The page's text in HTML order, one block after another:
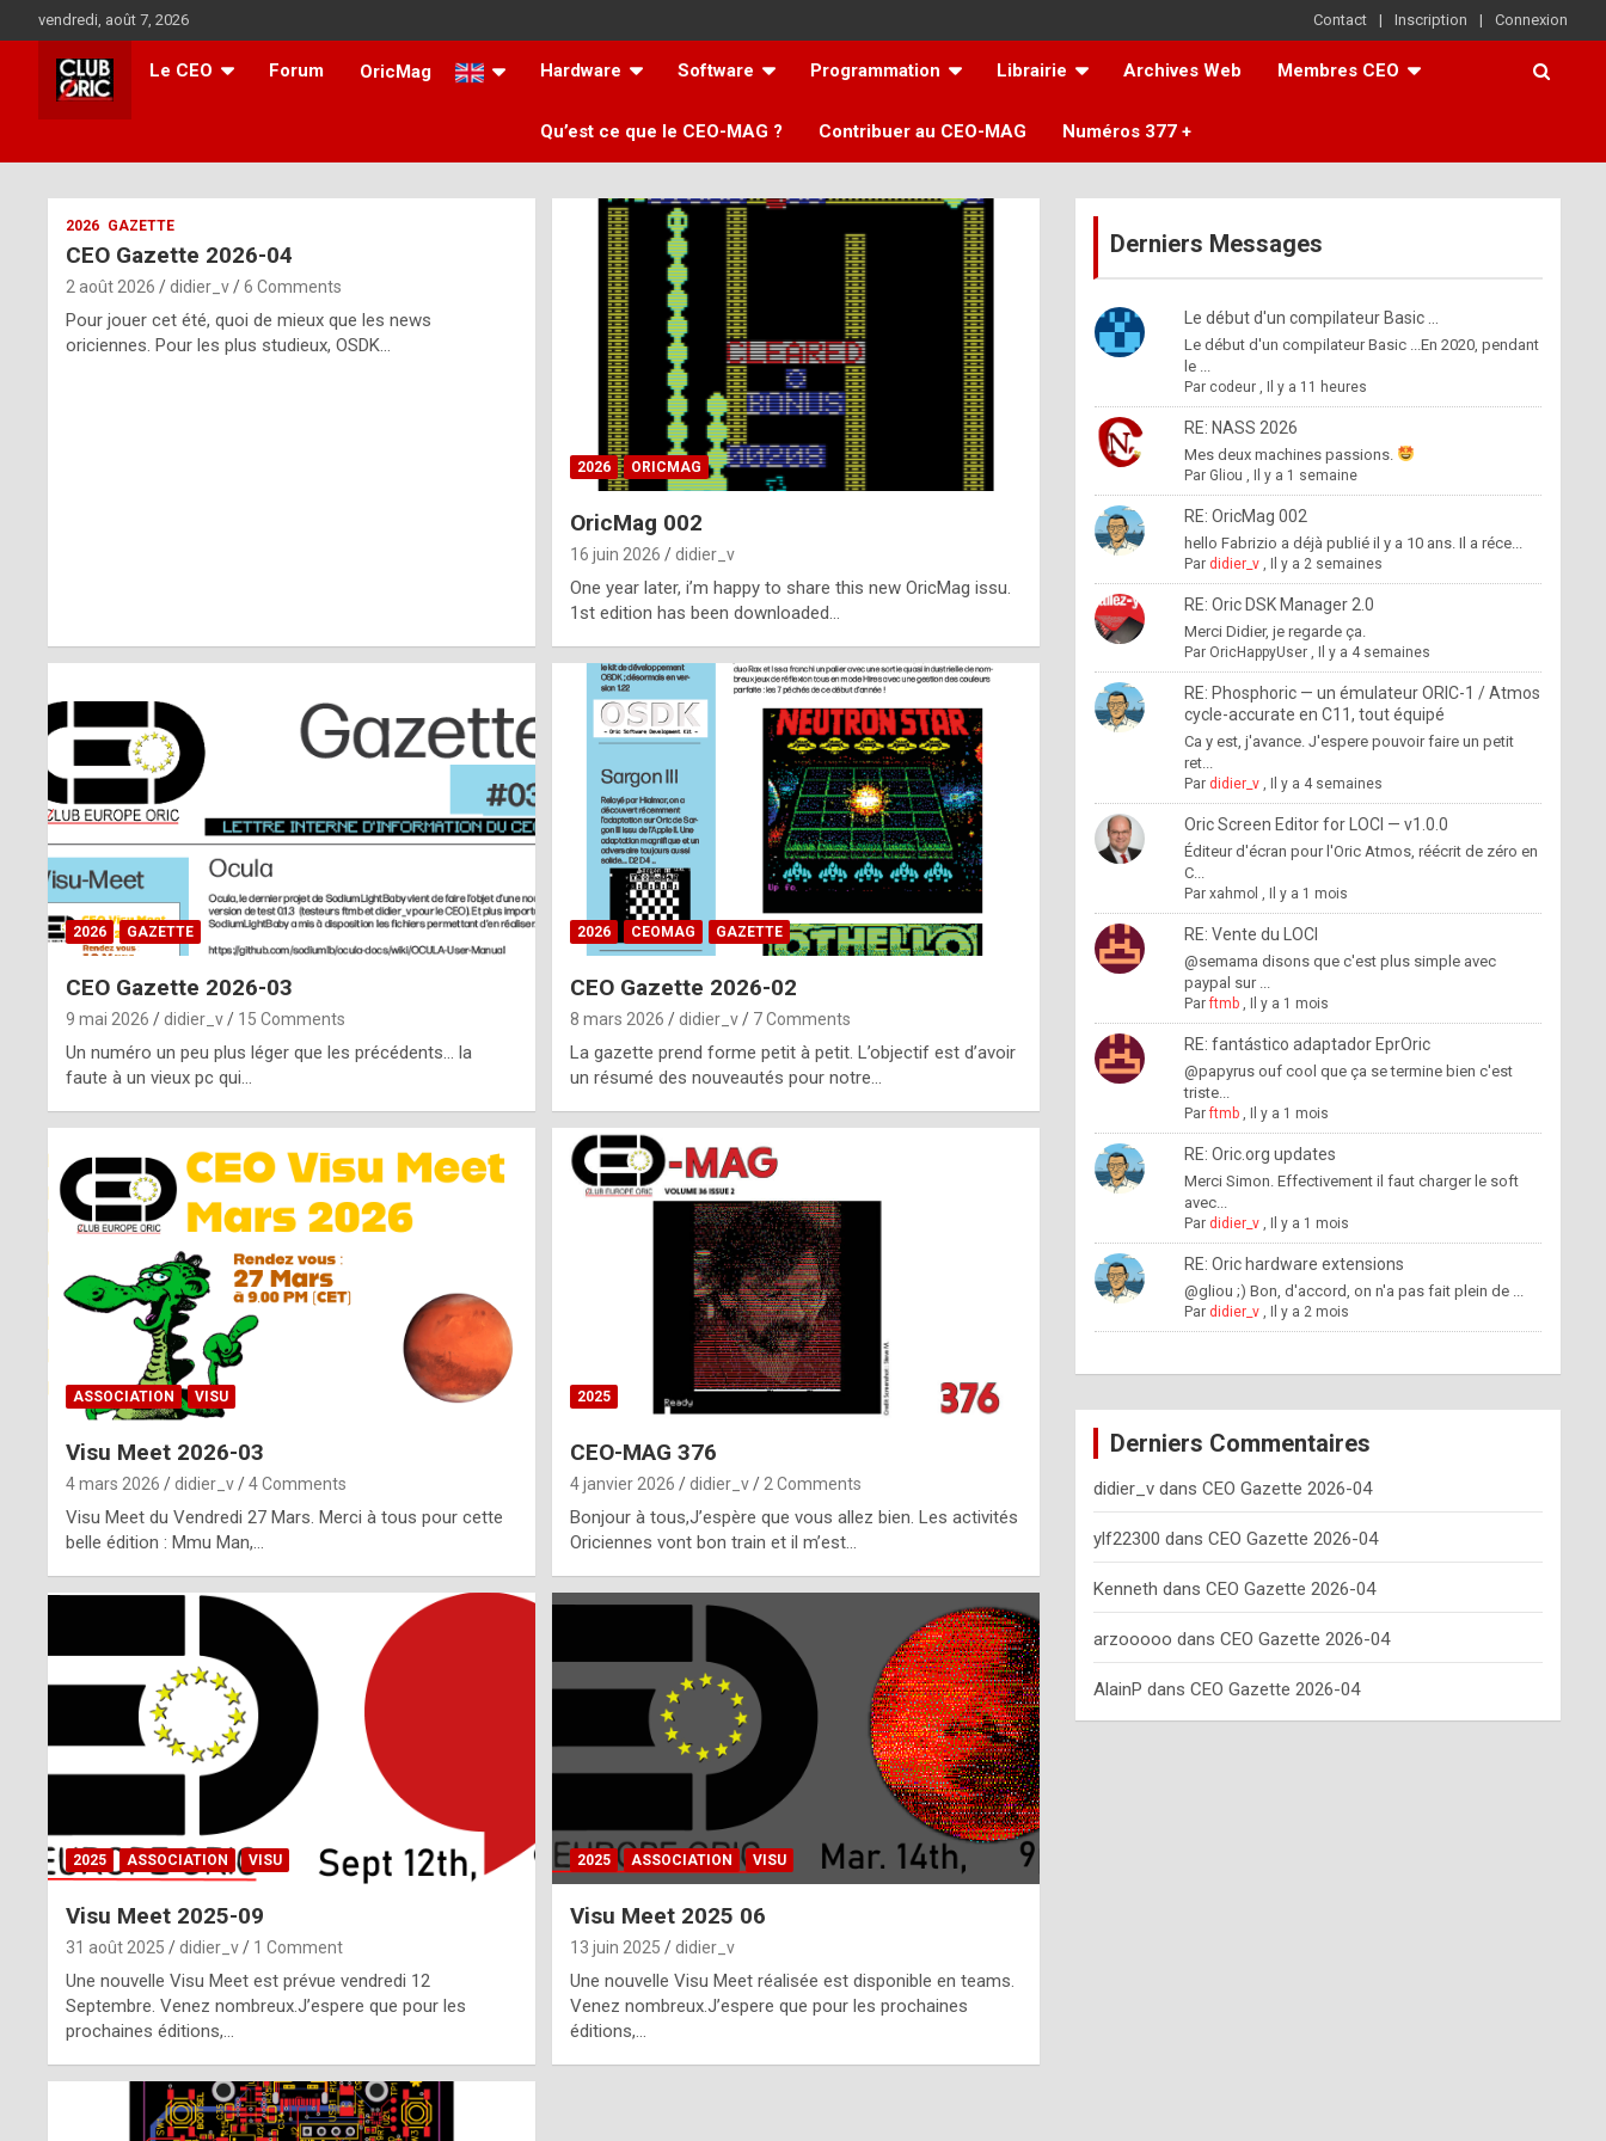
to
content
vendredi, août 7, 2026 Contact Inscription Connexion
Le CEO Forum OricMag Hardware Software Programmation Librairie Archives Web Membres CEO
Qu’est ce que le CEO-MAG ? Contribuer au CEO-MAG Numéros 377 +
ff
m
2026 GAZETTE
CEO Gazette 2026-04
2 août 2026 didier_v 6 Comments
Pour jouer cet été, quoi de mieux que les news
oriciennes. Pour les plus studieux, OSDK…
2026 ORICMAG
OricMag 002
16 juin 2026 didier_v
One year later, i’m happy to share this new OricMag issu.
1st edition has been downloaded…
2026 GAZETTE
CEO Gazette 2026-03
9 mai 2026 didier_v 15 Comments
Un numéro un peu plus léger que les précédents… la
faute à un vieux pc qui…
2026 CEOMAG GAZETTE
CEO Gazette 2026-02
8 mars 2026 didier_v 7 Comments
La gazette prend forme petit à petit. L’objectif est d’avoir
un résumé des nouveautés pour notre…
ASSOCIATION VISU
Visu Meet 2026-03
4 mars 2026 didier_v 4 Comments
Visu Meet du Vendredi 27 Mars. Merci à tous pour cette
belle édition : Mmu Man,…
2025
CEO-MAG 376
4 janvier 2026 didier_v 2 Comments
Bonjour à tous,J’espère que vous allez bien. Les activités
Oriciennes vont bon train et il m’est…
2025 ASSOCIATION VISU
Visu Meet 2025-09
31 août 2025 didier_v 1 Comment
Une nouvelle Visu Meet est prévue vendredi 12
Septembre. Venez nombreux.J’espere que pour les
prochaines éditions,…
2025 ASSOCIATION VISU
Visu Meet 2025 06
13 juin 2025 didier_v
Une nouvelle Visu Meet réalisée est disponible en teams.
Venez nombreux.J’espere que pour les prochaines
éditions,…
Derniers Messages
Le début d'un compilateur Basic ...
Le début d'un compilateur Basic ...En 2020, pendant
le ...
Par codeur, Il y a 11 heures
RE: NASS 2026
Mes deux machines passions.
Par Gliou , Il y a 1 semaine
RE: OricMag 002
hello Fabrizio a déjà publié il y a 10 ans. Il a réce...
Par didier_v, Il y a 2 semaines
RE: Oric DSK Manager 2.0
Merci Didier, je regarde ça.
Par OricHappyUser, Il y a 4 semaines
RE: Phosphoric — un émulateur ORIC-1 / Atmos
cycle-accurate en C11, tout équipé
Ca y est, j'avance. J'espere pouvoir faire un petit
ret...
Par didier_v, Il y a 4 semaines
Oric Screen Editor for LOCI — v1.0.0
Éditeur d'écran pour l'Oric Atmos, réécrit de zéro en
C...
Par xahmol , Il y a 1 mois
RE: Vente du LOCI
@semama disons que c'est plus simple avec
paypal sur ...
Parftmb, Il y a 1 mois
RE: fantástico adaptador EprOric
@papyrus ouf cool que ça se termine bien c'est
triste...
Parftmb, Il y a 1 mois
RE: Oric.org updates
Merci Simon. Effectivement il faut charger le soft
avec...
Par didier_v, Il y a 1 mois
RE: Oric hardware extensions
@gliou ;) Bon, d'accord, on n'a pas fait plein de ...
Par didier_v, Il y a 2 mois
Derniers Commentaires
didier_vdans CEO Gazette 2026-04
ylf22300 dans CEO Gazette 2026-04
Kenneth dans CEO Gazette 2026-04
arzooooo dans CEO Gazette 2026-04
AlainP dans CEO Gazette 2026-04